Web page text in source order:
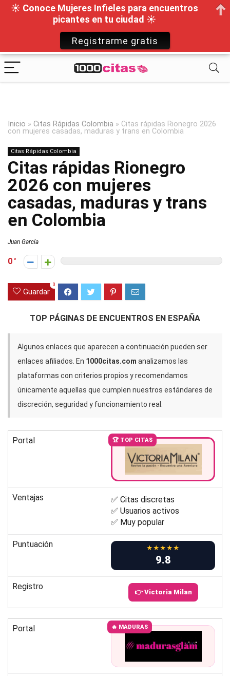
Inicio » Citas Rápidas Colombia » Citas rápidas Rionegro 2026
con mujeres casadas, maduras y trans en Colombia
Citas Rápidas Colombia
Citas rápidas Rionegro
2026 con mujeres
casadas, maduras y trans
en Colombia
Juan García
0
Guardar
0
TOP PÁGINAS DE ENCUENTROS EN ESPAÑA
Algunos enlaces que aparecen a continuación pueden ser
enlaces afiliados. En 1000citas.com analizamos las
plataformas con criterios propios y recomendamos
únicamente aquellas que cumplen nuestros estándares de
discreción, seguridad y funcionamiento real.
Portal 🏆 TOP CITAS
Ventajas
✅ Citas discretas
✅ Usuarios activos
✅ Muy popular
Puntuación ★★★★★
9.8
Registro
👉 Victoria Milan
Portal 🔥 MADURAS
☀ Conoce Mujeres Infieles para encuentros
picantes en tu ciudad ☀
Registrarme gratis